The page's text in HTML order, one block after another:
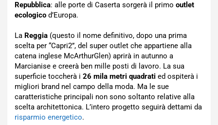
Repubblica: alle porte di Caserta sorgerà il primo outlet
ecologico d’Europa.
La Reggia (questo il nome definitivo, dopo una prima
scelta per “Capri2”, del super outlet che appartiene alla
catena inglese McArthurGlen) aprirà in autunno a
Marcianise e creerà ben mille posti di lavoro. La sua
superficie toccherà i 26 mila metri quadrati ed ospiterà i
migliori brand nel campo della moda. Ma le sue
caratteristiche principali non sono soltanto relative alla
scelta architettonica. L’intero progetto seguirà dettami da
risparmio energetico.